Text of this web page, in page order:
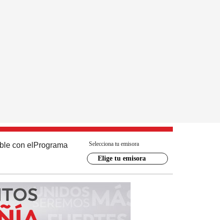
con el Programa Selecciona tu emisora
Elige tu emisora